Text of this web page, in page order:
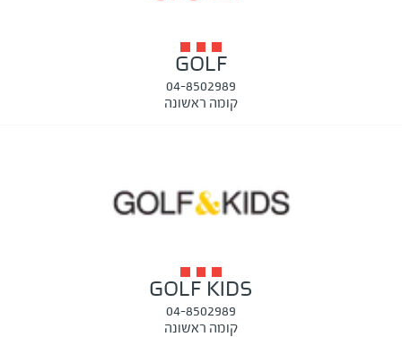
GOLF
04-8502989
קומה ראשונה
GOLF KIDS
04-8502989
קומה ראשונה